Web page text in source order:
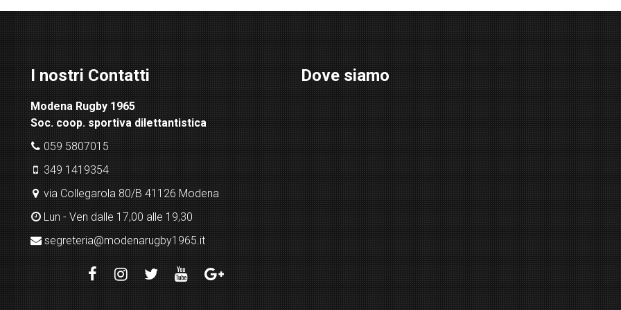
I nostri Contatti
Modena Rugby 1965
Soc. coop. sportiva dilettantistica
059 5807015
349 1419354
via Collegarola 80/B 41126 Modena
Lun - Ven dalle 17,00 alle 19,30
segreteria@modenarugby1965.it
Dove siamo